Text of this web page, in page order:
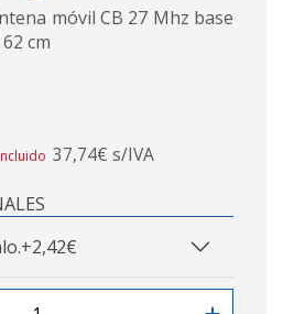
móvil CB 27 Mhz base
cm
37,74€ s/IVA
+2,42€